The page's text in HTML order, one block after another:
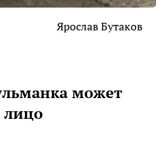
Ярослав Бутаков
может
лицо